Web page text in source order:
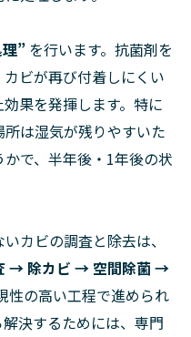
” を行います。抗菌剤を
ビが再び付着しにくい
果を発揮します。特に
は湿気が残りやすいた
で、半年後・1年後の状
カビの調査と除去は、
→ 除カビ → 空間除菌 →
性の高い工程で進められ
決するためには、専門